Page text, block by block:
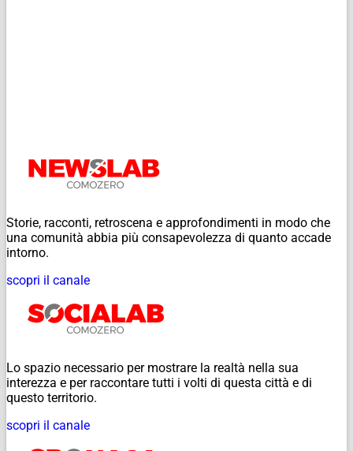
Storie, racconti, retroscena e approfondimenti in modo che
una comunità abbia più consapevolezza di quanto accade
intorno.
scopri il canale
Lo spazio necessario per mostrare la realtà nella sua
interezza e per raccontare tutti i volti di questa città e di
questo territorio.
scopri il canale